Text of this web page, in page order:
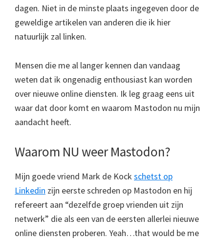
dagen. Niet in de minste plaats ingegeven door de
geweldige artikelen van anderen die ik hier
natuurlijk zal linken.
Mensen die me al langer kennen dan vandaag
weten dat ik ongenadig enthousiast kan worden
over nieuwe online diensten. Ik leg graag eens uit
waar dat door komt en waarom Mastodon nu mijn
aandacht heeft.
Waarom NU weer Mastodon?
Mijn goede vriend Mark de Kock schetst op
Linkedin zijn eerste schreden op Mastodon en hij
refereert aan “dezelfde groep vrienden uit zijn
netwerk” die als een van de eersten allerlei nieuwe
online diensten proberen. Yeah…that would be me